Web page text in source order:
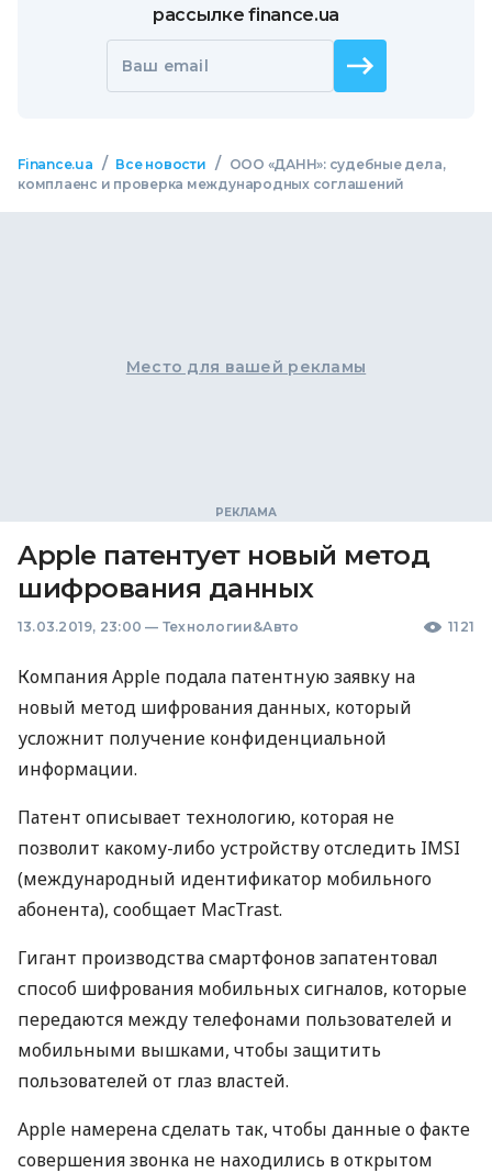
рассылке finance.ua
Ваш email
Finance.ua / Все новости /
ООО «ДАНН»: судебные дела,
комплаенс и проверка международных соглашений
Место для вашей рекламы
Apple патентует новый метод
шифрования данных
13.03.2019, 23:00 — Технологии&Авто 1121
Компания Apple подала патентную заявку на
новый метод шифрования данных, который
усложнит получение конфиденциальной
информации.
Патент описывает технологию, которая не
позволит какому-либо устройству отследить IMSI
(международный идентификатор мобильного
абонента), сообщает MacTrast.
Гигант производства смартфонов запатентовал
способ шифрования мобильных сигналов, которые
передаются между телефонами пользователей и
мобильными вышками, чтобы защитить
пользователей от глаз властей.
Apple намерена сделать так, чтобы данные о факте
совершения звонка не находились в открытом